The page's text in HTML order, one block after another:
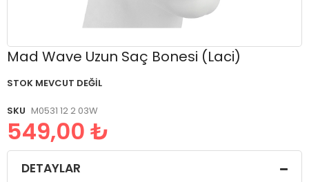
Mad Wave Uzun Saç Bonesi (Laci)
STOK MEVCUT DEĞIL
SKU M0531 12 2 03W
549,00 ₺
Resim
başlangıcına
DETAYLAR